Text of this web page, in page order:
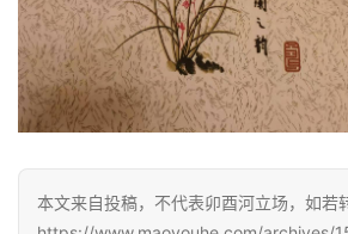
首
本文来自投稿，不代表卯酉河立场，如若